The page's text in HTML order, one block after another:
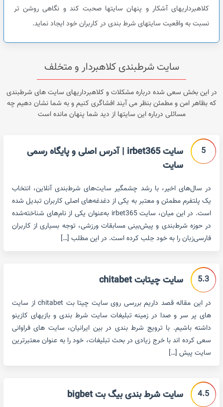
کلاهبرداریهای آشکار و پنهان سایتها صحبت کند و نگاهی روشن تر
نسبت به واقعیت سایتهای شرط بندی در کاربران خود ایجاد نماید.
سایت شرطبندی کلاهبردار و متخلف
در این بخش سعی شده درباره مشکلات و کلاهبرداریهای سایت های شرطبندی
که بظاهر امن و مطمئن بنظر می آیند افشاگری کنیم و به شما نشان دهیم چه
مسائلی درباره این سایتها از دید شما پنهان مانده است
5
سایت irbet365 | آدرس اصلی و پایگاه رسمی
سایت
در سال‌های اخیر، با رشد چشمگیر سایت‌های شرط‌بندی آنلاین، انتخاب
یک پلتفرم مطمئن و معتبر به یکی از دغدغه‌های اصلی کاربران تبدیل شده
است. در این میان، سایت irbet365 به‌عنوان یکی از نام‌های شناخته‌شده
در حوزه شرط‌بندی و پیش‌بینی مسابقات ورزشی، توجه بسیاری از کاربران
فارسی‌زبان را به خود جلب کرده است. در این مطلب […]
5.3 سایت چیتابت chitabet
در این مقاله قصد داریم بررسی روی سایت چیتا بت chitabet از سایت
های پر سر و صدا در زمینه تبلیغات سایت شرط بندی و بازیهای کازینو
داشته باشیم. با ترویج شرط بندی در بین ایرانیان، سایت های فراوانی
سعی کرده اند با خرج زیادی در بحث تبلیغات، خود را به عنوان معتبرترین
سایت پیش […]
4.5 سایت شرط بندی بیگ بت bigbet